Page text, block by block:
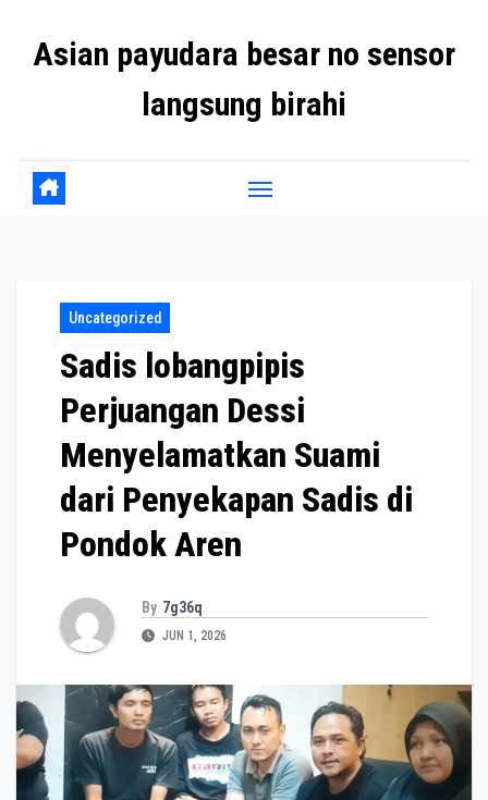
Asian payudara besar no sensor
langsung birahi
Uncategorized
Sadis lobangpipis
Perjuangan Dessi
Menyelamatkan Suami
dari Penyekapan Sadis di
Pondok Aren
By 7g36q
JUN 1, 2026